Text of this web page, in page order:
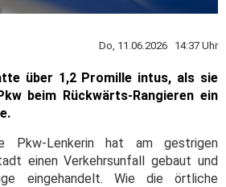
Do, 11.06.2026 14:37 Uhr
über 1,2 Promille intus, als sie
beim Rückwärts-Rangieren ein
Pkw-Lenkerin hat am gestrigen
einen Verkehrsunfall gebaut und
eingehandelt. Wie die örtliche